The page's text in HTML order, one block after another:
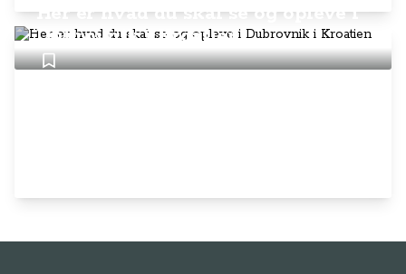
Her er hvad du skal se og opleve i
Dubrovnik i Kroatien